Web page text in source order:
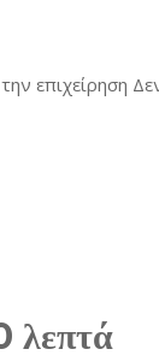
επιχείρηση
λεπτά